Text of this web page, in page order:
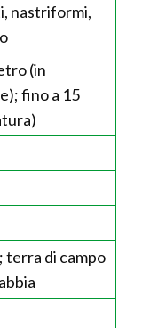
nastriformi,
(in
fino a 15
terra di campo